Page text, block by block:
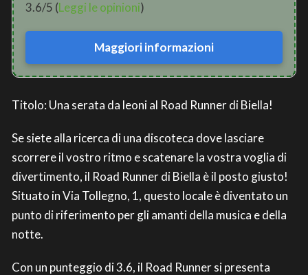
3.6/5 (Leggi le opinioni)
Maggiori informazioni
Titolo: Una serata da leoni al Road Runner di Biella!
Se siete alla ricerca di una discoteca dove lasciare
scorrere il vostro ritmo e scatenare la vostra voglia di
divertimento, il Road Runner di Biella è il posto giusto!
Situato in Via Tollegno, 1, questo locale è diventato un
punto di riferimento per gli amanti della musica e della
notte.
Con un punteggio di 3.6, il Road Runner si presenta